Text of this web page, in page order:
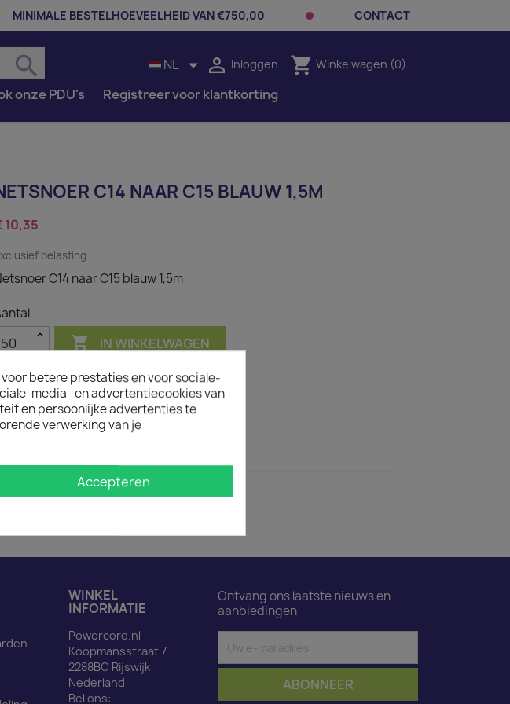
MINIMALE BESTELHOEVEELHEID VAN €750,00 CONTACT
search NL   Inloggen shopping_cart Winkelwagen (0)
onze PDU's Registreer voor klantkorting
C14 NAAR C15 BLAUW 1,5M
10,35
belasting
C14 naar C15 blauw 1,5m
 IN WINKELWAGEN
Op aanvraag
afname van het product is 50.
Netsnoer C14 naar C15 blauw 1,5m
WINKEL
INFORMATIE
Powercord.nl
Koopmansstraat 7
2288BC Rijswijk
Nederland
Bel ons:
Ontvang ons laatste nieuws en
aanbiedingen
betere prestaties en voor sociale-
media- en advertentiecookies van
en persoonlijke advertenties te
verwerking van je
Accepteren